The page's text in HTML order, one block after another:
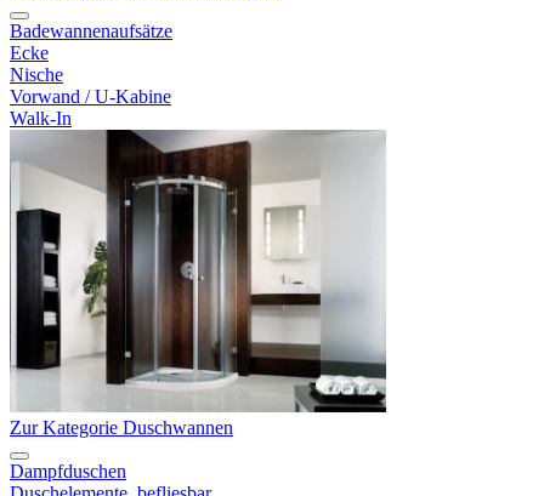
Badewannenaufsätze
Ecke
Nische
Vorwand / U-Kabine
Walk-In
Zur Kategorie Duschwannen
Dampfduschen